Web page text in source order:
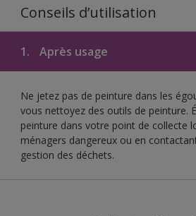
Conseils d’utilisation
1. Après usage
Ne jetez pas de peinture dans les
vous nettoyez des outils de peinture.
peinture dans votre point de collecte
ménagers dangereux ou en
gestion des déchets.